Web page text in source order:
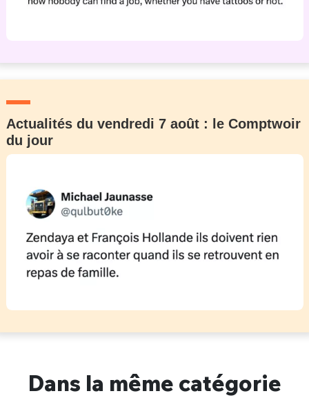
Actualités du vendredi 7 août : le Comptwoir
du jour
Dans la même catégorie